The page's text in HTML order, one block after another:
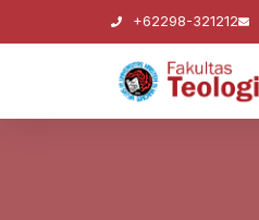
+62298-321212